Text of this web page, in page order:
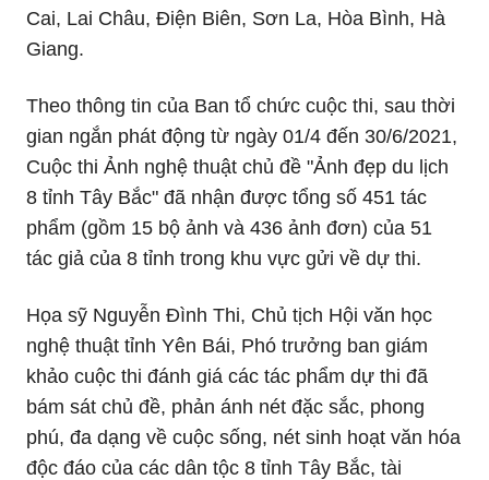
Cai, Lai Châu, Điện Biên, Sơn La, Hòa Bình, Hà
Giang.
Theo thông tin của Ban tổ chức cuộc thi, sau thời
gian ngắn phát động từ ngày 01/4 đến 30/6/2021,
Cuộc thi Ảnh nghệ thuật chủ đề "Ảnh đẹp du lịch
8 tỉnh Tây Bắc" đã nhận được tổng số 451 tác
phẩm (gồm 15 bộ ảnh và 436 ảnh đơn) của 51
tác giả của 8 tỉnh trong khu vực gửi về dự thi.
Họa sỹ Nguyễn Đình Thi, Chủ tịch Hội văn học
nghệ thuật tỉnh Yên Bái, Phó trưởng ban giám
khảo cuộc thi đánh giá các tác phẩm dự thi đã
bám sát chủ đề, phản ánh nét đặc sắc, phong
phú, đa dạng về cuộc sống, nét sinh hoạt văn hóa
độc đáo của các dân tộc 8 tỉnh Tây Bắc, tài